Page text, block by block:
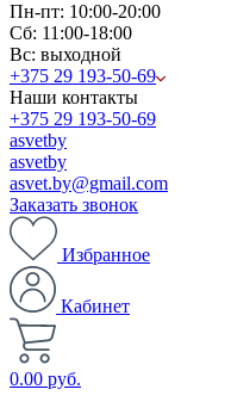
Пн-пт: 10:00-20:00
Сб: 11:00-18:00
Вс: выходной
+375 29 193-50-69
Наши контакты
+375 29 193-50-69
asvetby
asvetby
asvet.by@gmail.com
Заказать звонок
Избранное
Кабинет
0.00 руб.